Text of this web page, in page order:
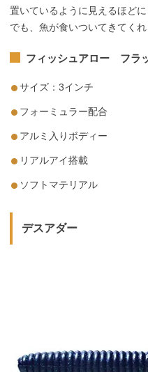
置いているように見えるほど
でも、魚が食いついてきてくれ
フィッシュアロー フラ
サイズ：3インチ
フォーミュラー配合
アルミ入りボディー
リアルアイ搭載
ソフトマテリアル
デスアダー